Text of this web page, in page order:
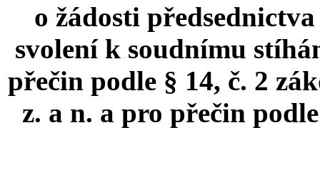
o žádosti
svolení k soudnímu
přečin podle § 14, č. 2
z. a n. a pro přečin